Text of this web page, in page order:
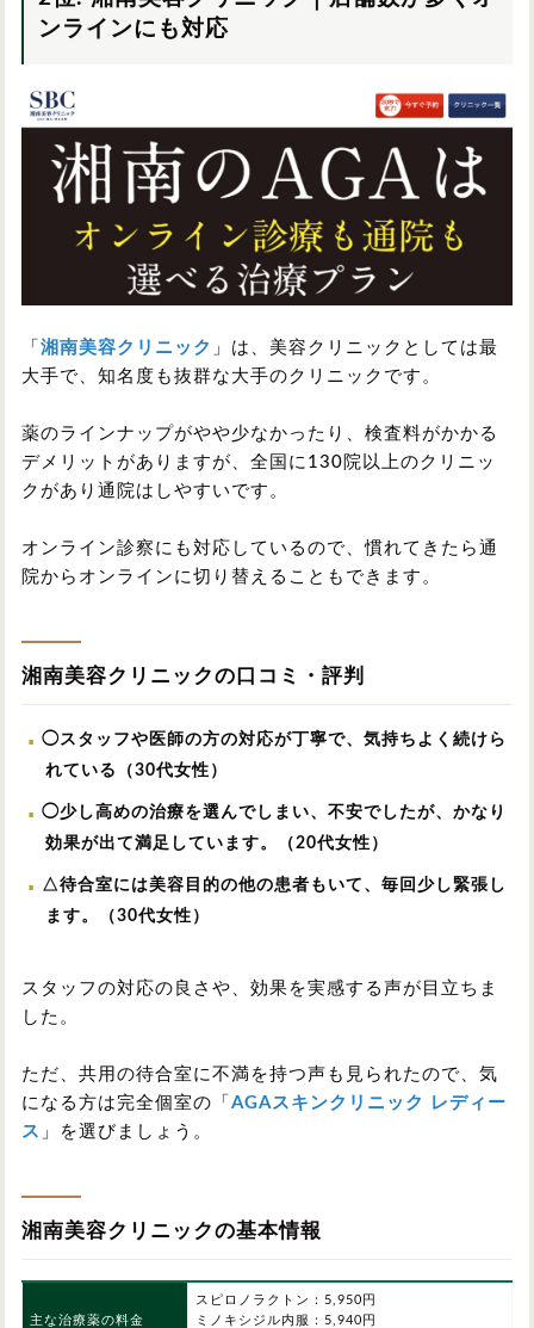
ンラインにも対応
「 湘南美容クリニック 」は、美容クリニックとしては最
大手で、知名度も抜群な大手のクリニックです。
薬のラインナップがやや少なかったり、検査料がかかる
デメリットがありますが、全国に130院以上のクリニッ
クがあり通院はしやすいです。
オンライン診察にも対応しているので、慣れてきたら通
院からオンラインに切り替えることもできます。
湘南美容クリニックの口コミ・評判
◯スタッフや医師の方の対応が丁寧で、気持ちよく続けら
れている（30代女性）
◯少し高めの治療を選んでしまい、不安でしたが、かなり
効果が出て満足しています。（20代女性）
△待合室には美容目的の他の患者もいて、毎回少し緊張し
ます。（30代女性）
スタッフの対応の良さや、効果を実感する声が目立ちま
した。
ただ、共用の待合室に不満を持つ声も見られたので、気
になる方は完全個室の「 AGAスキンクリニック レディー
ス 」を選びましょう。
湘南美容クリニックの基本情報
主な治療薬の料金
スピロノラクトン：5,950円
ミノキシジル内服：5,940円